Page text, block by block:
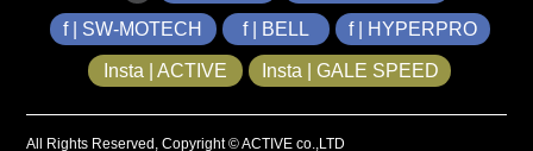
f | SW-MOTECH f | BELL f | HYPERPRO
Insta | ACTIVE Insta | GALE SPEED
All Rights Reserved, Copyright © ACTIVE co.,LTD